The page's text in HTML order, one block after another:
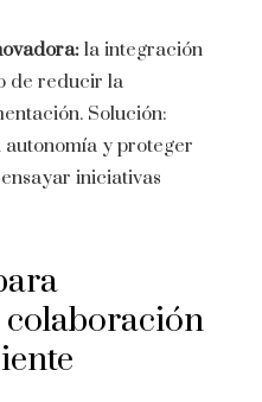
la integración
de reducir la
Solución:
y proteger
iniciativas